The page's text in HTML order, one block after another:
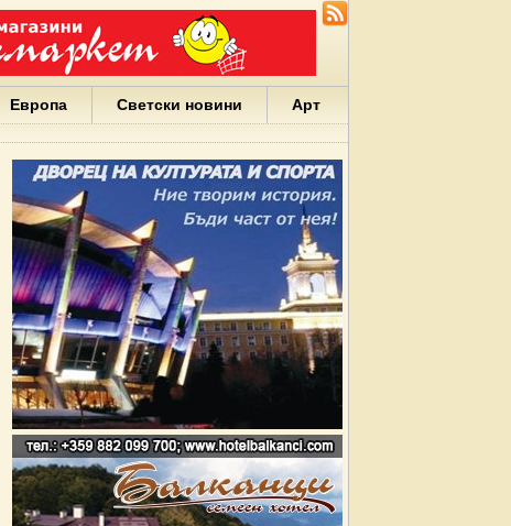
Европа Светски новини Арт